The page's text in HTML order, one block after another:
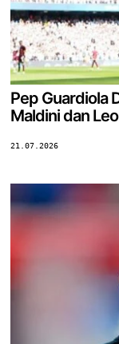
Pep Guardiola
Maldini dan
21.07.2026